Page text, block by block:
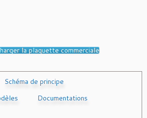
la plaquette commerciale
Schéma de principe
Documentations